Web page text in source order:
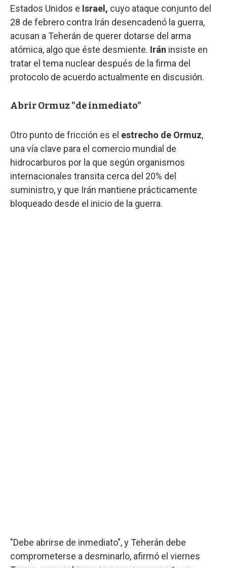
Estados Unidos e Israel, cuyo ataque conjunto del
28 de febrero contra Irán desencadenó la guerra,
acusan a Teherán de querer dotarse del arma
atómica, algo que éste desmiente. Irán insiste en
tratar el tema nuclear después de la firma del
protocolo de acuerdo actualmente en discusión.
Abrir Ormuz "de inmediato"
Otro punto de fricción es el estrecho de Ormuz,
una vía clave para el comercio mundial de
hidrocarburos por la que según organismos
internacionales transita cerca del 20% del
suministro, y que Irán mantiene prácticamente
bloqueado desde el inicio de la guerra.
"Debe abrirse de inmediato", y Teherán debe
comprometerse a desminarlo, afirmó el viernes